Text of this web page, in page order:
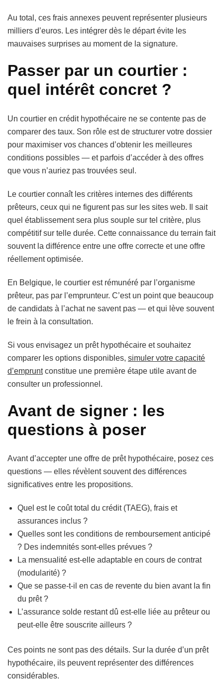
Au total, ces frais annexes peuvent représenter plusieurs
milliers d’euros. Les intégrer dès le départ évite les
mauvaises surprises au moment de la signature.
Passer par un courtier :
quel intérêt concret ?
Un courtier en crédit hypothécaire ne se contente pas de
comparer des taux. Son rôle est de structurer votre dossier
pour maximiser vos chances d’obtenir les meilleures
conditions possibles — et parfois d’accéder à des offres
que vous n’auriez pas trouvées seul.
Le courtier connaît les critères internes des différents
prêteurs, ceux qui ne figurent pas sur les sites web. Il sait
quel établissement sera plus souple sur tel critère, plus
compétitif sur telle durée. Cette connaissance du terrain fait
souvent la différence entre une offre correcte et une offre
réellement optimisée.
En Belgique, le courtier est rémunéré par l’organisme
prêteur, pas par l’emprunteur. C’est un point que beaucoup
de candidats à l’achat ne savent pas — et qui lève souvent
le frein à la consultation.
Si vous envisagez un prêt hypothécaire et souhaitez
comparer les options disponibles, simuler votre capacité
d’empruntconstitue une première étape utile avant de
consulter un professionnel.
Avant de signer : les
questions à poser
Avant d’accepter une offre de prêt hypothécaire, posez ces
questions — elles révèlent souvent des différences
significatives entre les propositions.
Quel est le coût total du crédit (TAEG), frais et
assurances inclus ?
Quelles sont les conditions de remboursement anticipé
? Des indemnités sont-elles prévues ?
La mensualité est-elle adaptable en cours de contrat
(modularité) ?
Que se passe-t-il en cas de revente du bien avant la fin
du prêt ?
L’assurance solde restant dû est-elle liée au prêteur ou
peut-elle être souscrite ailleurs ?
Ces points ne sont pas des détails. Sur la durée d’un prêt
hypothécaire, ils peuvent représenter des différences
considérables.